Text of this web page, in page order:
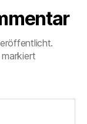
markiert